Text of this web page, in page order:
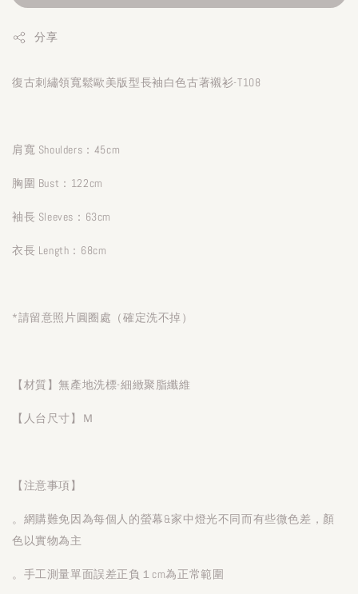
分享
復古刺繡領寬鬆歐美版型長袖白色古著襯衫-T108
肩寬 Shoulders：45cm
胸圍 Bust：122cm
袖長 Sleeves：63cm
衣長 Length：68cm
*請留意照片圓圈處（確定洗不掉）
【材質】無產地洗標-細緻聚脂纖維
【人台尺寸】Ｍ
【注意事項】
。網購難免因為每個人的螢幕&家中燈光不同而有些微色差，顏
色以實物為主
。手工測量單面誤差正負１cm為正常範圍